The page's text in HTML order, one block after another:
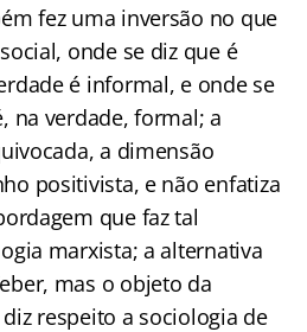
fez uma inversão no que
onde se diz que é
é informal, e onde se
na verdade, formal; a
a dimensão
positivista, e não enfatiza
que faz tal
marxista; a alternativa
mas o objeto da
respeito a sociologia de